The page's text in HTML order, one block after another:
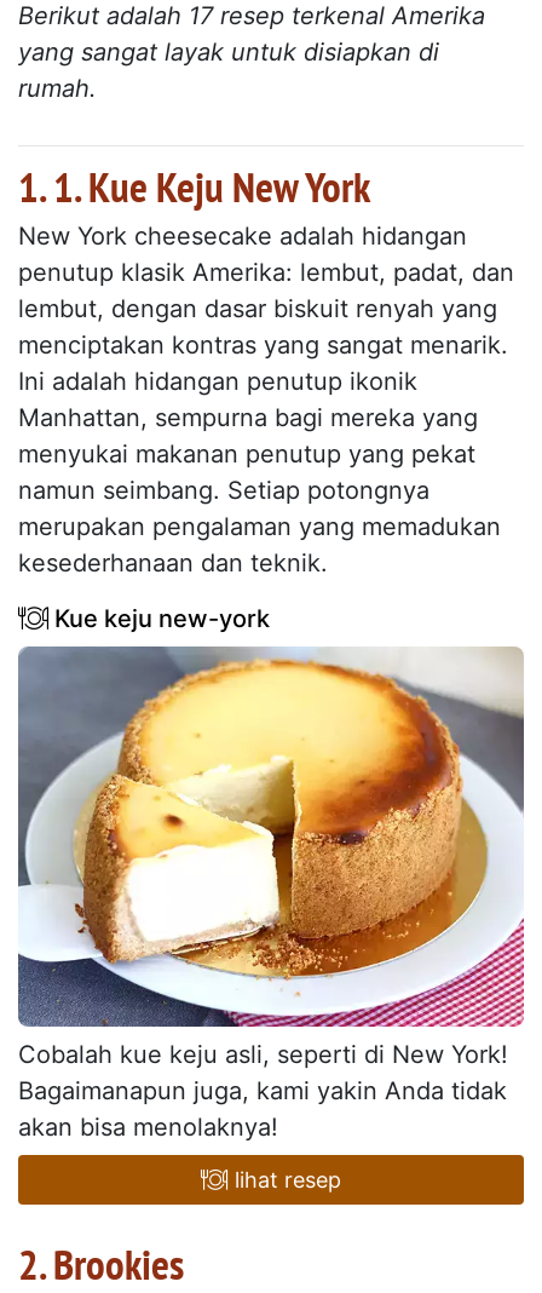
Berikut adalah 17 resep terkenal Amerika
yang sangat layak untuk disiapkan di
rumah.
1. 1. Kue Keju New York
New York cheesecake adalah hidangan
penutup klasik Amerika: lembut, padat, dan
lembut, dengan dasar biskuit renyah yang
menciptakan kontras yang sangat menarik.
Ini adalah hidangan penutup ikonik
Manhattan, sempurna bagi mereka yang
menyukai makanan penutup yang pekat
namun seimbang. Setiap potongnya
merupakan pengalaman yang memadukan
kesederhanaan dan teknik.
Kue keju new-york
Cobalah kue keju asli, seperti di New York!
Bagaimanapun juga, kami yakin Anda tidak
akan bisa menolaknya!
lihat resep
2. Brookies